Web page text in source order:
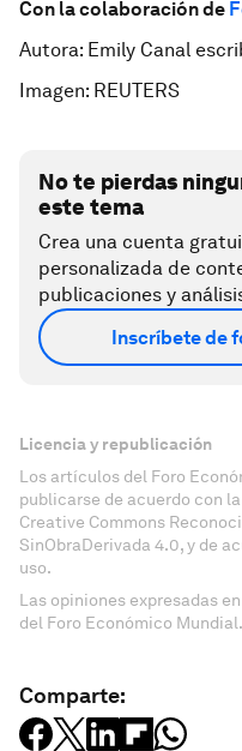
Con la colaboración de
Autora: Emily Canal
Imagen: REUTERS
No te pierdas
este tema
Crea una cuenta
personalizada de
publicaciones y
Inscríbete de
Licencia y republicación
Los artículos del Foro
publicarse de acuerdo con
Creative Commons
SinObraDerivada 4.0, y de
uso.
Las opiniones expresadas
del Foro Económico Mundial.
Comparte: